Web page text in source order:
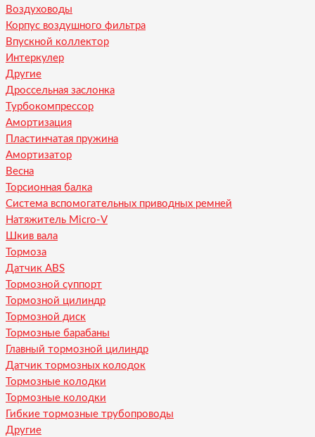
Воздуховоды
Корпус воздушного фильтра
Впускной коллектор
Интеркулер
Другие
Дроссельная заслонка
Турбокомпрессор
Амортизация
Пластинчатая пружина
Амортизатор
Весна
Торсионная балка
Система вспомогательных приводных ремней
Натяжитель Micro-V
Шкив вала
Тормоза
Датчик ABS
Тормозной суппорт
Тормозной цилиндр
Тормозной диск
Тормозные барабаны
Главный тормозной цилиндр
Датчик тормозных колодок
Тормозные колодки
Тормозные колодки
Гибкие тормозные трубопроводы
Другие